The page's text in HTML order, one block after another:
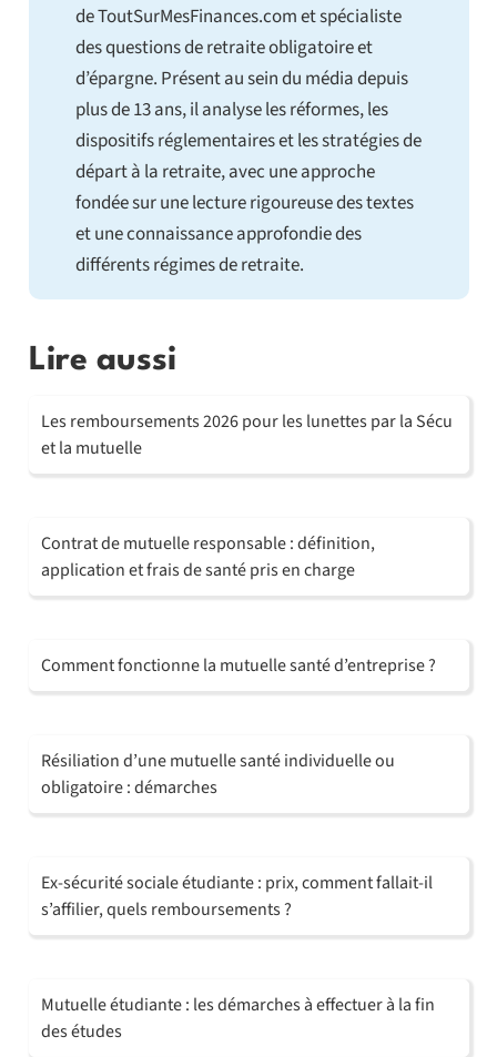
de ToutSurMesFinances.com et spécialiste
des questions de retraite obligatoire et
d’épargne. Présent au sein du média depuis
plus de 13 ans, il analyse les réformes, les
dispositifs réglementaires et les stratégies de
départ à la retraite, avec une approche
fondée sur une lecture rigoureuse des textes
et une connaissance approfondie des
différents régimes de retraite.
Lire aussi
Les remboursements 2026 pour les lunettes par la Sécu
et la mutuelle
Contrat de mutuelle responsable : définition,
application et frais de santé pris en charge
Comment fonctionne la mutuelle santé d’entreprise ?
Résiliation d’une mutuelle santé individuelle ou
obligatoire : démarches
Ex-sécurité sociale étudiante : prix, comment fallait-il
s’affilier, quels remboursements ?
Mutuelle étudiante : les démarches à effectuer à la fin
des études